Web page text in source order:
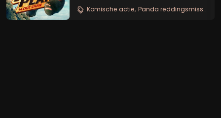
in om alle pas geboren panda's van de
dierentuin te ontvoeren. Jackie,...
Komische actie Panda reddingsmissie